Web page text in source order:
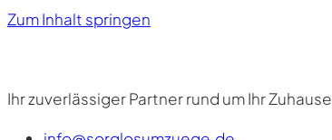
Zum Inhalt springen
Ihr zuverlässiger Partner rund um Ihr Zuhause